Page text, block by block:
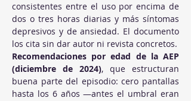
consistentes entre el uso por encima de
dos o tres horas diarias y más síntomas
depresivos y de ansiedad. El documento
los cita sin dar autor ni revista concretos.
Recomendaciones por edad de la AEP
(diciembre de 2024), que estructuran
buena parte del episodio: cero pantallas
hasta los 6 años —antes el umbral eran